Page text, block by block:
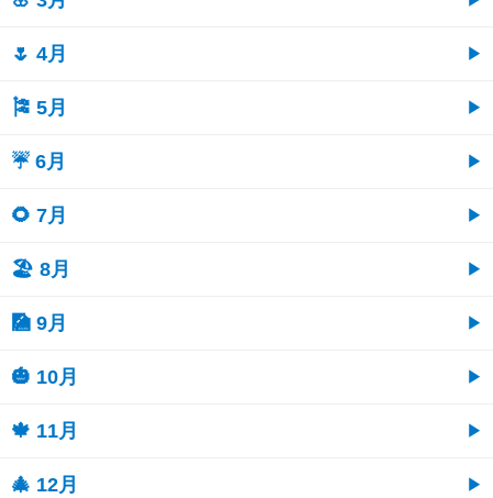
🌷 4月
🎏 5月
☔ 6月
🌻 7月
🏖 8月
🎑 9月
🎃 10月
🍁 11月
🎄 12月